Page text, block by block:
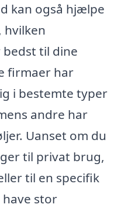
kan også hjælpe
hvilken
til dine
firmaer har
i bestemte typer
andre har
Uanset om du
til privat brug,
til en specifik
stor